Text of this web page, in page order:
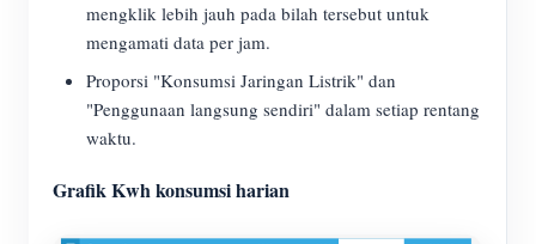
mengklik lebih jauh pada bilah tersebut untuk
mengamati data per jam.
Proporsi "Konsumsi Jaringan Listrik" dan
"Penggunaan langsung sendiri" dalam setiap rentang
waktu.
Grafik Kwh konsumsi harian